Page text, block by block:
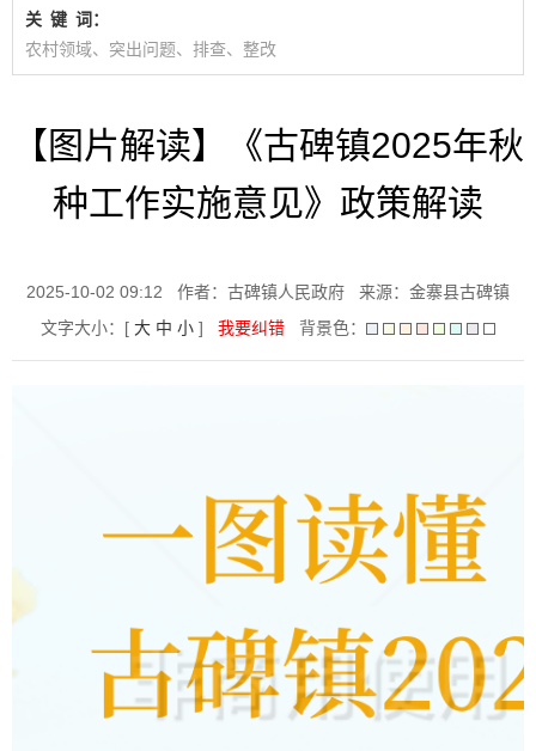
关 键 词：
农村领域、突出问题、排查、整改
【图片解读】《古碑镇2025年秋
种工作实施意见》政策解读
2025-10-02 09:12 作者：古碑镇人民政府
来源：金寨县古碑镇
文字大小：[ 大 中 小] 我要纠错 背景色：